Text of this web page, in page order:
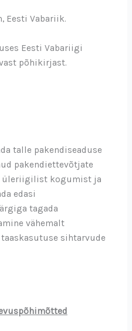
Eesti Vabariik.
Eesti Vabariigi
põhikirjast.
talle pakendiseaduse
pakendiettevõtjate
üleriigilist kogumist ja
edasi
tagada
vähemalt
sihtarvude